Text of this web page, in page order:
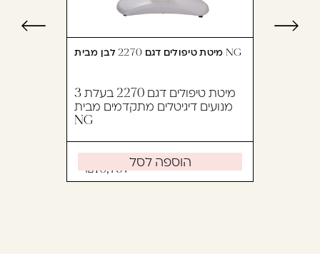
מיטת טיפולים דגם 2270 לבן מבית NG
מיטת טיפולים דגם 2270 בעלת 3
מנועים דיגיטלים מתקדמים מבית
NG
10,797הוספה לסל